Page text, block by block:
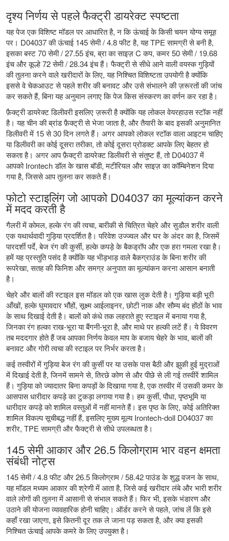
दृश्य निर्णय से पहले फैक्ट्री डायरेक्ट स्पष्टता
यह पेज एक विशिष्ट मॉडल पर आधारित है, न कि ऊंचाई के किसी चयन योग्य समूह
पर। D04037 की ऊंचाई 145 सेमी / 4.8 फीट है, यह TPE सामग्री से बनी है,
इसका बस्ट 70 सेमी / 27.55 इंच, ब्रा का साइज़ C कप, कमर 50 सेमी / 19.68
इंच और कूल्हे 72 सेमी / 28.34 इंच हैं। फैक्ट्री से सीधे आने वाली वयस्क गुड़ियों
की तुलना करने वाले खरीदारों के लिए, यह निश्चित विशिष्टता उपयोगी है क्योंकि
इससे वे चेकआउट से पहले शरीर की बनावट और उसे संभालने की ज़रूरतों की जांच
कर सकते हैं, बिना यह अनुमान लगाए कि पेज किस संस्करण का वर्णन कर रहा है।
फ़ैक्ट्री डायरेक्ट डिलीवरी इसलिए ज़रूरी है क्योंकि यह लोकल वेयरहाउस स्टॉक नहीं
है। यह चीन की ब्रांड फ़ैक्ट्री से भेजा जाता है, और तैयारी के बाद इसकी अनुमानित
डिलीवरी में 15 से 30 दिन लगते हैं। अगर आपको लोकल स्टॉक वाला आइटम चाहिए
या डिलीवरी का कोई दूसरा तरीका, तो कोई दूसरा प्रोडक्ट आपके लिए बेहतर हो
सकता है। अगर आप फ़ैक्ट्री डायरेक्ट डिलीवरी से संतुष्ट हैं, तो D04037 में
आपको Irontech डॉल के खास बॉडी, मटीरियल और साइज़ का कॉम्बिनेशन दिया
गया है, जिससे आप तुलना कर सकते हैं।
फोटो स्टाइलिंग जो आपको D04037 का मूल्यांकन करने
में मदद करती है
गैलरी में कोमल, हल्के रंग की त्वचा, बारीकी से चित्रित चेहरे और सुडौल शरीर वाली
एक यथार्थवादी गुड़िया प्रदर्शित है। परिवेश उज्ज्वल और घर के अंदर का है, जिसमें
पारदर्शी पर्दे, बेज रंग की कुर्सी, हल्के कपड़े के बैकड्रॉप और एक हरा गमला रखा है।
हमें यह प्रस्तुति पसंद है क्योंकि यह भीड़भाड़ वाले बैकग्राउंड के बिना शरीर की
रूपरेखा, सतह की फिनिश और समग्र अनुपात का मूल्यांकन करना आसान बनाती
है।
चेहरे और बालों की स्टाइल इस मॉडल को एक खास लुक देती है। गुड़िया बड़ी भूरी
आँखों, हल्के घुमावदार भौंहों, सूक्ष्म आईलाइनर, छोटी नाक और सौम्य बंद होंठों के भाव
के साथ दिखाई देती है। बालों को कंधे तक लहराते हुए स्टाइल में बनाया गया है,
जिनका रंग हल्का राख-भूरा या बैंगनी-भूरा है, और माथे पर हल्की लटें हैं। ये विवरण
तब मददगार होते हैं जब आपका निर्णय केवल माप के बजाय चेहरे के भाव, बालों की
बनावट और गोरी त्वचा की स्टाइल पर निर्भर करता है।
कई तस्वीरों में गुड़िया बेज रंग की कुर्सी पर या उसके पास बैठी और झुकी हुई मुद्राओं
में दिखाई देती है, जिनमें सामने से, तिरछे कोण से और पीछे से ली गई तस्वीरें शामिल
हैं। गुड़िया को ज्यादातर बिना कपड़ों के दिखाया गया है, एक तस्वीर में उसकी कमर के
आसपास धारीदार कपड़े का टुकड़ा लगाया गया है। हम कुर्सी, पौधा, पृष्ठभूमि या
धारीदार कपड़े को शामिल वस्तुओं में नहीं मानते हैं। इस पृष्ठ के लिए, कोई अतिरिक्त
शामिल विकल्प सूचीबद्ध नहीं हैं, इसलिए मुख्य मूल्य Irontech-doll D04037 का
शरीर, TPE सामग्री और फैक्ट्री से सीधे उपलब्धता है।
145 सेमी आकार और 26.5 किलोग्राम भार वहन क्षमता
संबंधी नोट्स
145 सेमी / 4.8 फीट और 26.5 किलोग्राम / 58.42 पाउंड के शुद्ध वजन के साथ,
यह मॉडल मध्यम आकार की श्रेणी में आता है, जिसे कई खरीदार लंबे और भारी शरीर
वाले लोगों की तुलना में आसानी से संभाल सकते हैं। फिर भी, इसके भंडारण और
उठाने की योजना व्यावहारिक होनी चाहिए। ऑर्डर करने से पहले, जांच लें कि इसे
कहाँ रखा जाएगा, इसे कितनी दूर तक ले जाना पड़ सकता है, और क्या इसकी
निश्चित ऊंचाई आपके कमरे के लिए उपयुक्त है।